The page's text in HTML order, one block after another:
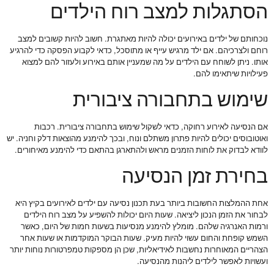
הסתגלות למצב רוח הילדים
נוכחותם של ילדים באירועים יכולה להיות מאתגרת. חשוב להיות קשובים למצב
רוחם ולצרכיהם. אם ילד מרגיש עייף או מתוסכל, כדאי לקבוע הפסקה כדי להרגיע
אותו. ניתן לשוחח עם הילדים על מה שמעניין אותם באירוע ולעזור להם למצוא
פעילויות שיתאימו להם.
שימוש בתחבורה ציבורית
אם הנסיעה לאירוע רחוקה, כדאי לשקול שימוש בתחבורה ציבורית. רכבות
ואוטובוסים יכולים להיות פתרון משתלם ונוח, ובכך להימנע מהוצאות דלק וחניה. יש
לוודא לבדוק את לוחות הזמנים מראש ולהתארגן בהתאם כדי להימנע מאיחורים.
בחירת זמן הנסיעה
אחת ההמלצות החשובות ביותר בעת תכנון נסיעה עם ילדים לאירועים בקיץ היא
לבחור את הזמן הנכון ליציאה. שעות היום יכולות להשפיע על מצב רוח הילדים
ורמות האנרגיה שלהם. מומלץ להימנע מנסיעות בשעות חמות של היום, כאשר
השמש קופחת והחום עשוי להיות מעיק. שעות הבוקר המוקדמות או שעות אחר
הצהריים המאוחרות נחשבות לאידיאליות, שכן הן מספקות טמפרטורות נוחות יותר
ועשויות לאפשר לילדים ליהנות מהנסיעה.